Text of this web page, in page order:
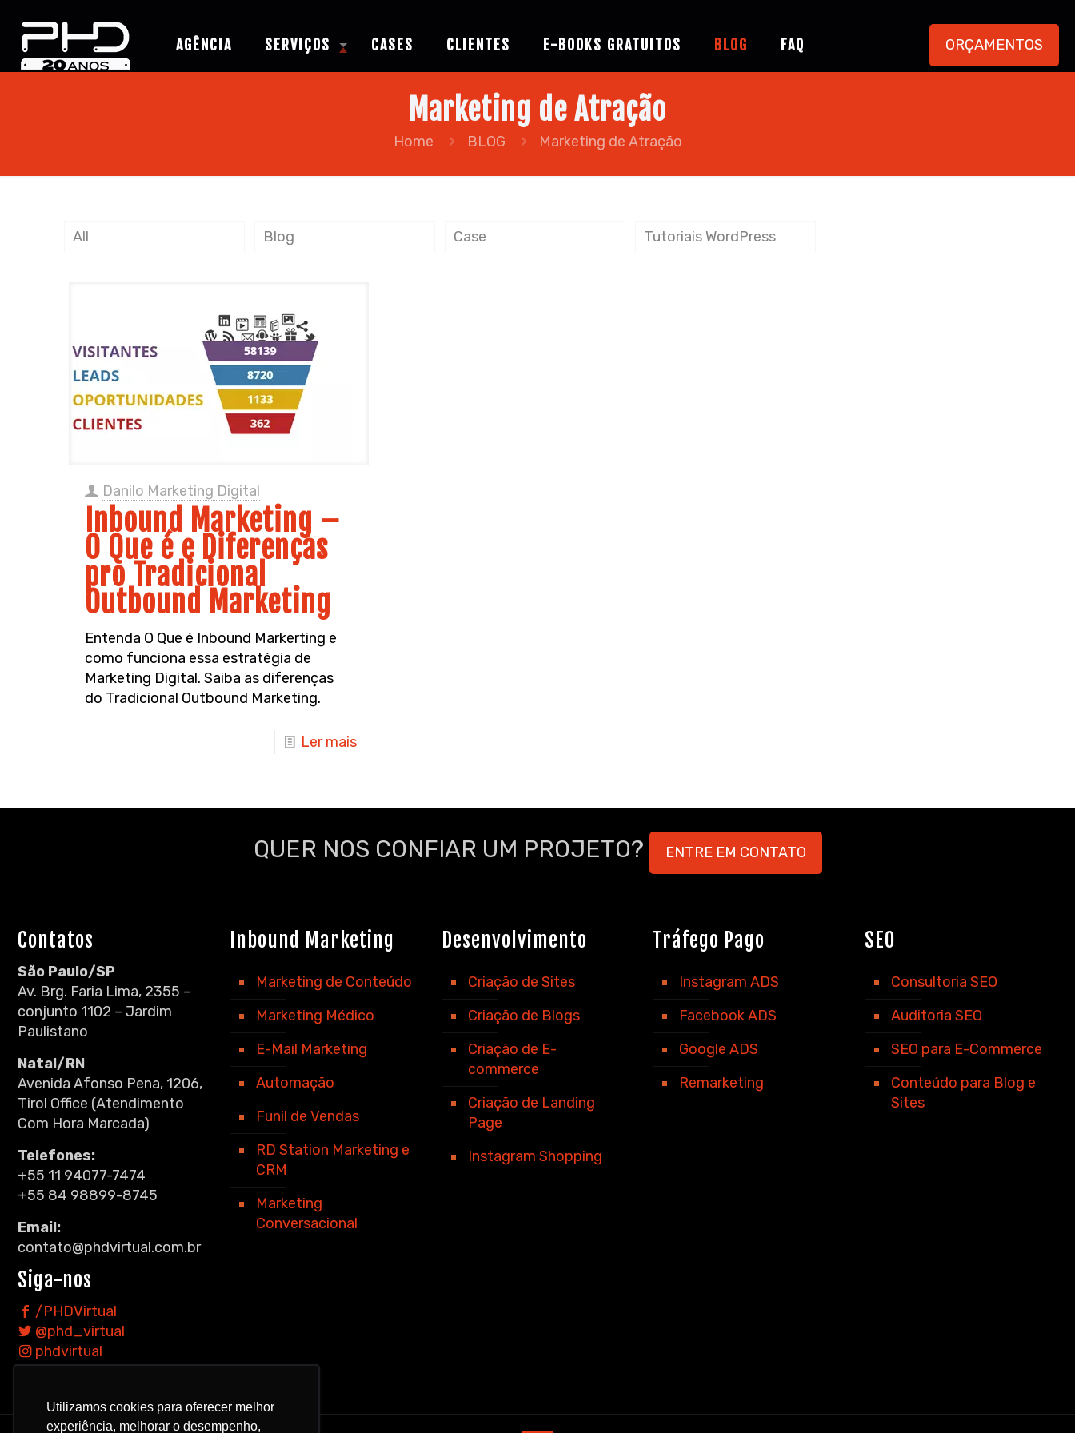
Utilizamos cookies para oferecer melhor
experiência, melhorar o desempenho,
AGÊNCIA SERVIÇOS CASES CLIENTES E-BOOKS GRATUITOS BLOG FAQ ORÇAMENTOS
Marketing de Atração
Home BLOG Marketing de Atração
All Blog Case Tutoriais WordPress
Danilo Marketing Digital
Inbound Marketing –
O Que é e Diferenças
pro Tradicional
Outbound Marketing
Entenda O Que é Inbound Markerting e
como funciona essa estratégia de
Marketing Digital. Saiba as diferenças
do Tradicional Outbound Marketing.
Ler mais
QUER NOS CONFIAR UM PROJETO? ENTRE EM CONTATO
Contatos
São Paulo/SP
Av. Brg. Faria Lima, 2355 –
conjunto 1102 – Jardim
Paulistano
Natal/RN
Avenida Afonso Pena, 1206,
Tirol Office (Atendimento
Com Hora Marcada)
Telefones:
+55 11 94077-7474
+55 84 98899-8745
Email:
contato@phdvirtual.com.br
Siga-nos
/PHDVirtual
@phd_virtual
phdvirtual
Inbound Marketing
Marketing de Conteúdo
Marketing Médico
E-Mail Marketing
Automação
Funil de Vendas
RD Station Marketing e
CRM
Marketing
Conversacional
Desenvolvimento
Criação de Sites
Criação de Blogs
Criação de E-
commerce
Criação de Landing
Page
Instagram Shopping
Tráfego Pago
Instagram ADS
Facebook ADS
Google ADS
Remarketing
SEO
Consultoria SEO
Auditoria SEO
SEO para E-Commerce
Conteúdo para Blog e
Sites